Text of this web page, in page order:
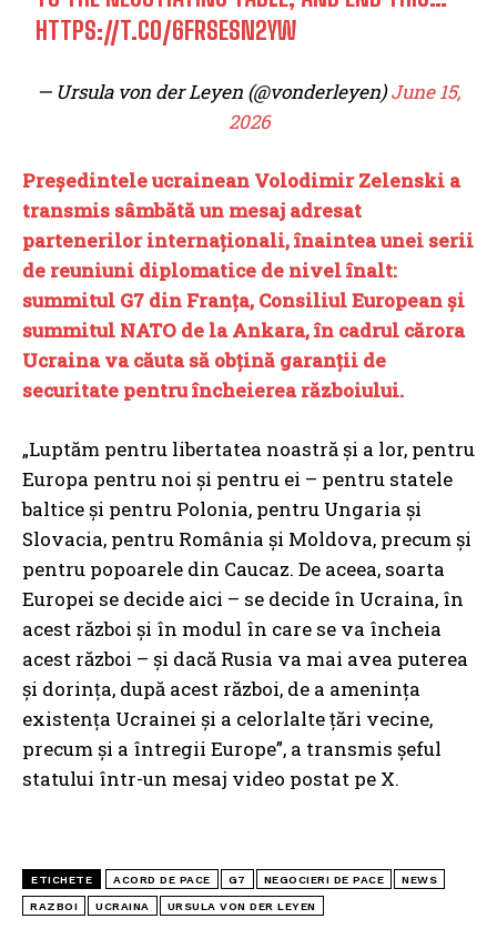
HTTPS://T.CO/6FRSESN2YW
— Ursula von der Leyen (@vonderleyen)June 15,
2026
Președintele ucrainean Volodimir Zelenski a
transmis sâmbătă un mesaj adresat
partenerilor internaționali, înaintea unei serii
de reuniuni diplomatice de nivel înalt:
summitul G7 din Franța, Consiliul European și
summitul NATO de la Ankara, în cadrul cărora
Ucraina va căuta să obțină garanții de
securitate pentru încheierea războiului.
„Luptăm pentru libertatea noastră și a lor, pentru
Europa pentru noi și pentru ei – pentru statele
baltice și pentru Polonia, pentru Ungaria și
Slovacia, pentru România și Moldova, precum și
pentru popoarele din Caucaz. De aceea, soarta
Europei se decide aici – se decide în Ucraina, în
acest război și în modul în care se va încheia
acest război – și dacă Rusia va mai avea puterea
și dorința, după acest război, de a amenința
existența Ucrainei și a celorlalte țări vecine,
precum și a întregii Europe”, a transmis șeful
statului într-un mesaj video postat pe X.
ETICHETE ACORD DE PACE G7 NEGOCIERI DE PACE NEWS
RAZBOI UCRAINA URSULA VON DER LEYEN